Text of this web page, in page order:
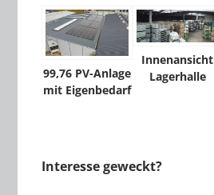
99,76 PV-Anlage
mit Eigenbedarf
Innenansicht
Lagerhalle
Interesse geweckt?